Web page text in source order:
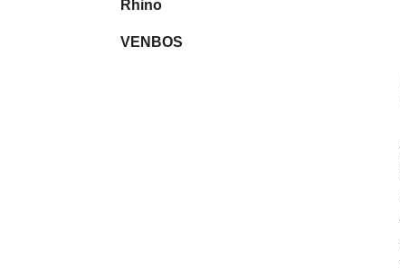
Rhino
VENBOS